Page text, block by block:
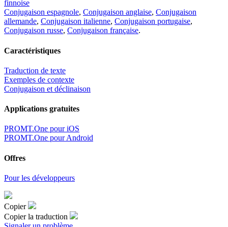
finnoise
Conjugaison espagnole, Conjugaison anglaise, Conjugaison
allemande, Conjugaison italienne, Conjugaison portugaise,
Conjugaison russe, Conjugaison française.
Caractéristiques
Traduction de texte
Exemples de contexte
Conjugaison et déclinaison
Applications gratuites
PROMT.One pour iOS
PROMT.One pour Android
Offres
Pour les développeurs
Copier
Copier la traduction